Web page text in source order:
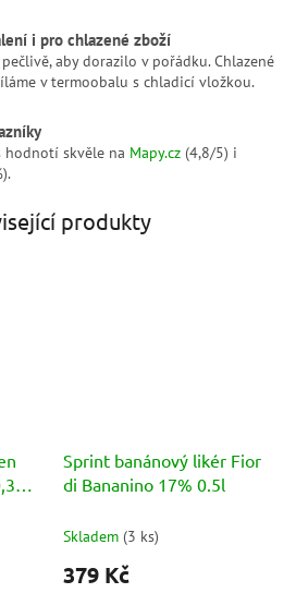
i pro chlazené zboží
aby dorazilo v pořádku. Chlazené
v termoobalu s chladicí vložkou.
hodnotí skvěle na Mapy.cz (4,8/5) i
produkty
Sprint banánový likér Fior
di Bananino 17% 0.5l
Skladem (3 ks)
379 Kč